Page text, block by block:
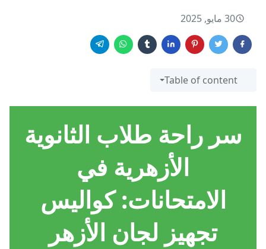
30 مايو, 2025
Table of content
سر راحة طلاب الثانوية
الأزهرية في
الامتحانات: كواليس
تجهيز لجان الأزهر